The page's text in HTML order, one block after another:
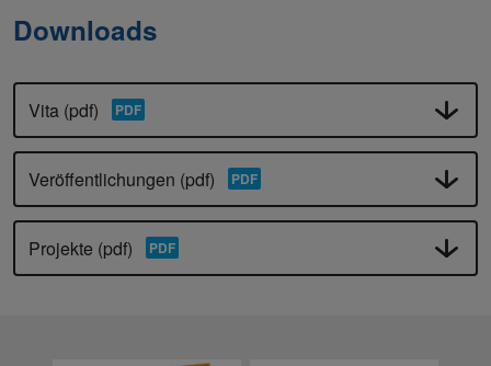
Downloads
Vita (pdf)
Veröffentlichungen (pdf)
Projekte (pdf)